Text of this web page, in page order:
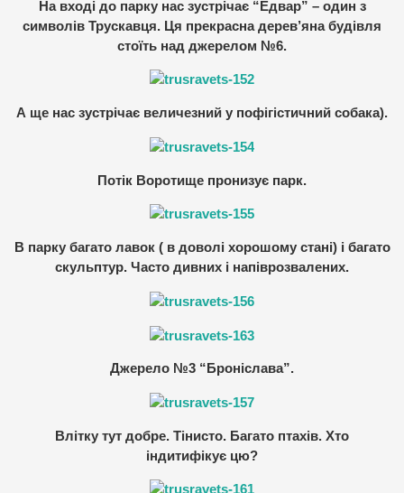
На вході до парку нас зустрічає “Едвар” – один з
символів Трускавця. Ця прекрасна дерев’яна будівля
стоїть над джерелом №6.
А ще нас зустрічає величезний у пофігістичний собака).
Потік Воротище пронизує парк.
В парку багато лавок ( в доволі хорошому стані) і багато
скульптур. Часто дивних і напіврозвалених.
Джерело №3 “Броніслава”.
Влітку тут добре. Тінисто. Багато птахів. Хто
індитифікує цю?